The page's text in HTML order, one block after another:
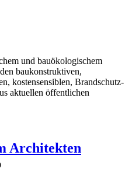
und bauökologischem
baukonstruktiven,
kostensensiblen, Brandschutz-
aktuellen öffentlichen
Architekten